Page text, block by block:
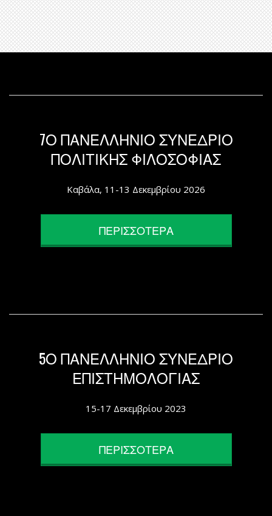
7Ο ΠΑΝΕΛΛΗΝΙΟ ΣΥΝΕΔΡΙΟ
ΠΟΛΙΤΙΚΗΣ ΦΙΛΟΣΟΦΙΑΣ
Καβάλα, 11-13 Δεκεμβρίου 2026
ΠΕΡΙΣΣΟΤΕΡΑ
5Ο ΠΑΝΕΛΛΗΝΙΟ ΣΥΝΕΔΡΙΟ
ΕΠΙΣΤΗΜΟΛΟΓΙΑΣ
15-17 Δεκεμβρίου 2023
ΠΕΡΙΣΣΟΤΕΡΑ